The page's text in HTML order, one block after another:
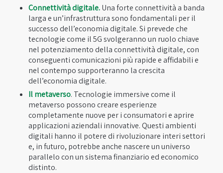
Connettività digitale.Una forte connettività a banda
larga e un’infrastruttura sono fondamentali per il
successo dell’economia digitale. Si prevede che
tecnologie come il 5G svolgeranno un ruolo chiave
nel potenziamento della connettività digitale, con
conseguenti comunicazioni più rapide e affidabili e
nel contempo supporteranno la crescita
dell’economia digitale.
Il metaverso. Tecnologie immersive come il
metaverso possono creare esperienze
completamente nuove per i consumatori e aprire
applicazioni aziendali innovative. Questi ambienti
digitali hanno il potere di rivoluzionare interi settori
e, in futuro, potrebbe anche nascere un universo
parallelo con un sistema finanziario ed economico
distinto.